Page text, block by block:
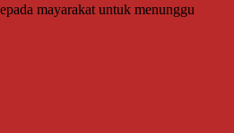
mayarakat untuk menunggu